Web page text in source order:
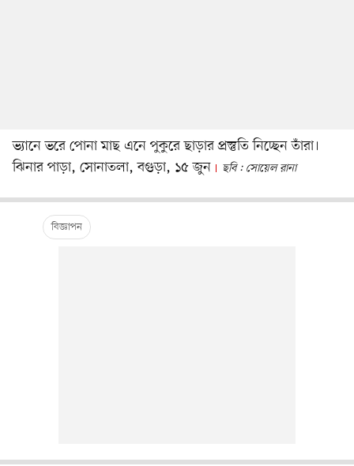
ভ্যানে ভরে পোনা মাছ এনে পুকুরে ছাড়ার প্রস্তুতি নিচ্ছেন তাঁরা।
ঝিনার পাড়া, সোনাতলা, বগুড়া, ১৫ জুন
ছবি : সোয়েল রানা